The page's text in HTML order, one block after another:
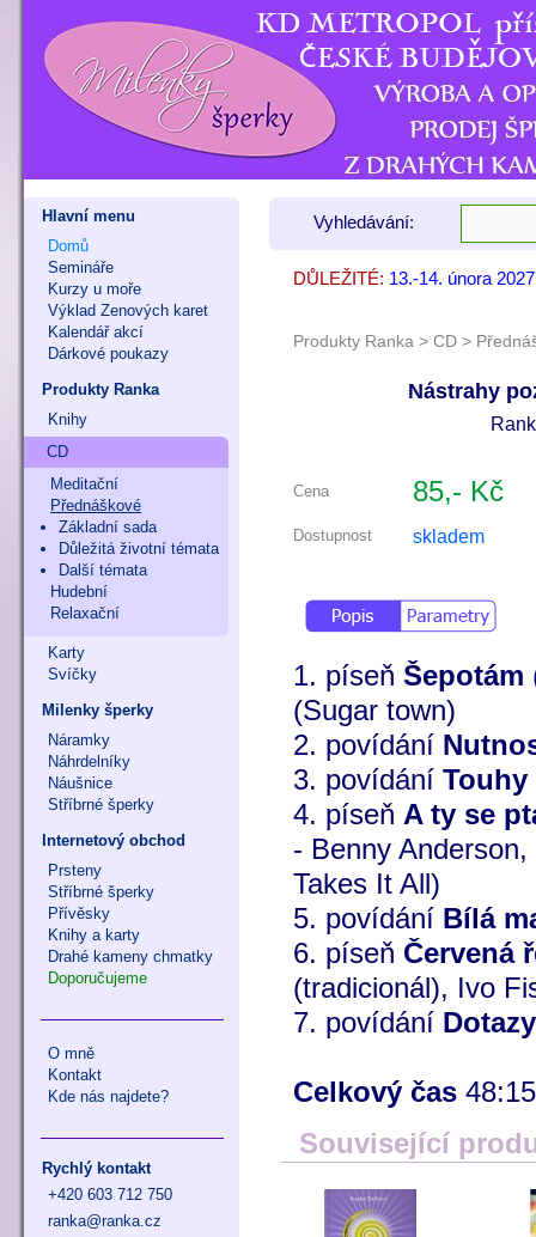
Hlavní menu
Domů
Semináře
Kurzy u moře
Výklad Zenových karet
Kalendář akcí
Dárkové poukazy
Produkty Ranka
Knihy
CD
Meditační
Přednáškové
Základní sada
Důležitá životní témata
Další témata
Hudební
Relaxační
Karty
Svíčky
Milenky šperky
Náramky
Náhrdelníky
Náušnice
Stříbrné šperky
Internetový obchod
Prsteny
Stříbrné šperky
Přívěsky
Knihy a karty
Drahé kameny chmatky
Doporučujeme
O mně
Kontakt
Kde nás najdete?
Rychlý kontakt
+420 603 712 750
ranka@ranka.cz
Vyhledávání:
DŮLEŽITÉ: 13.-14. února
7. - 8. listopadu
9. - 11. října 2026
Produkty Ranka > CD >
Nástrahy
Cena 85,- Kč
Dostupnost skladem
1. píseň Šepotám
(Sugar town)
2. povídání
3. povídání Touhy
4. píseň A ty se
- Benny
Takes It All)
5. povídání Bílá
6. píseň Červená
(tradicionál), Ivo
7. povídání Dotazy
Celkový čas
Související